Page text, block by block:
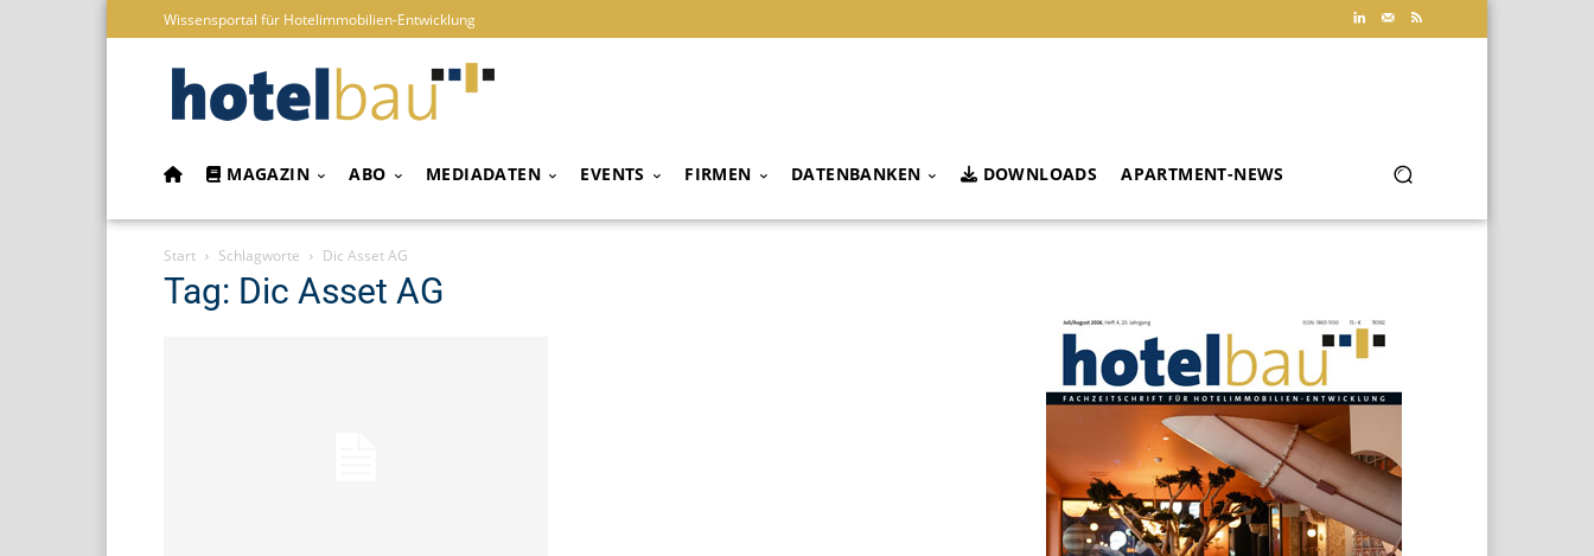
Wissensportal für Hotelimmobilien-Entwicklung
MAGAZIN ABO MEDIADATEN EVENTS FIRMEN DATENBANKEN DOWNLOADS APARTMENT-NEWS
Start Schlagworte Dic Asset AG
Tag: Dic Asset AG